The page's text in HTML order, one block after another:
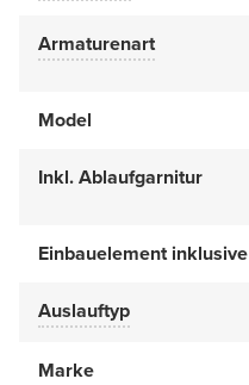
Armaturenart
Model
Inkl. Ablaufgarnitur
Einbauelement inklusive
Auslauftyp
Marke